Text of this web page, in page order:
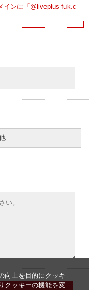
インに「@liveplus-fuk.c
向上を目的にクッキ
クッキーの機能を変